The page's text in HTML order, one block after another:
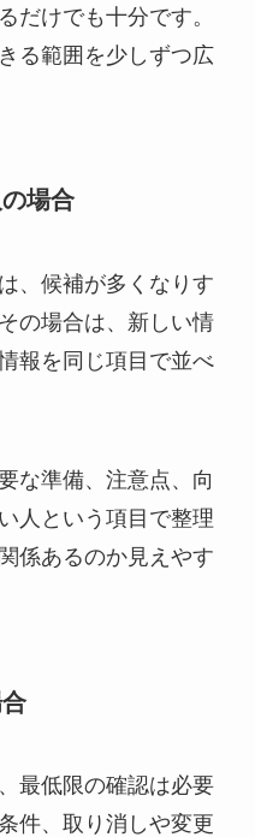
だけでも十分です。
る範囲を少しずつ広
場合
、候補が多くなりす
の場合は、新しい情
報を同じ項目で並べ
な準備、注意点、向
人という項目で整理
係あるのか見えやす
最低限の確認は必要
件、取り消しや変更